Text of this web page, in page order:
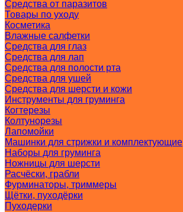
Средства от паразитов
Товары по уходу
Косметика
Влажные салфетки
Средства для глаз
Средства для лап
Средства для полости рта
Средства для ушей
Средства для шерсти и кожи
Инструменты для груминга
Когтерезы
Колтунорезы
Лапомойки
Машинки для стрижки и комплектующие
Наборы для груминга
Ножницы для шерсти
Расчёски, грабли
Фурминаторы, триммеры
Щётки, пуходёрки
Пуходерки